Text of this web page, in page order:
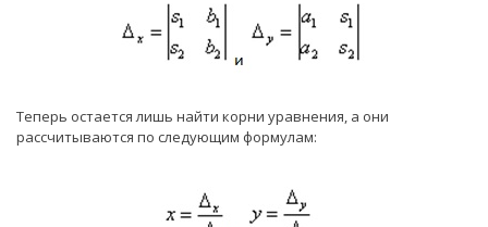
Теперь остается лишь найти корни уравнения, а они
рассчитываются по следующим формулам: